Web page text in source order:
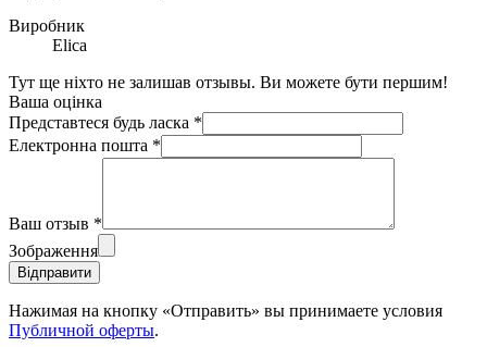
Виробник
Elica
Тут ще ніхто не залишав отзывы. Ви можете бути першим!
Ваша оцінка
Представтеся будь ласка *
Електронна пошта *
Ваш отзыв *
Зображення
Відправити
Нажимая на кнопку «Отправить» вы принимаете условия
Публичной оферты.